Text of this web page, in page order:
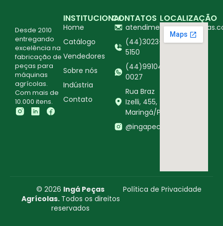
Desde 2010
entregando
excelência na
fabricação de
peças para
máquinas
agrícolas.
Com mais de
10.000 itens.
INSTITUCIONAL
Home
Catálogo
Vendedores
Sobre nós
Indústria
Contato
CONTATOS
(44)3023-
5150
(44)99104-
0027
Rua Braz
Izelli, 455,
Maringá/PR
@ingapecasagricolas
LOCALIZAÇÃO
© 2026 Ingá Peças
Agrícolas. Todos os direitos
reservados
Política de Privacidade